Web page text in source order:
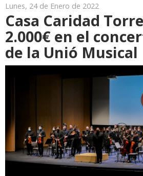
Lunes, 24 de Enero de 2022
Casa Caridad
2.000€ en el
de la Unió Musical